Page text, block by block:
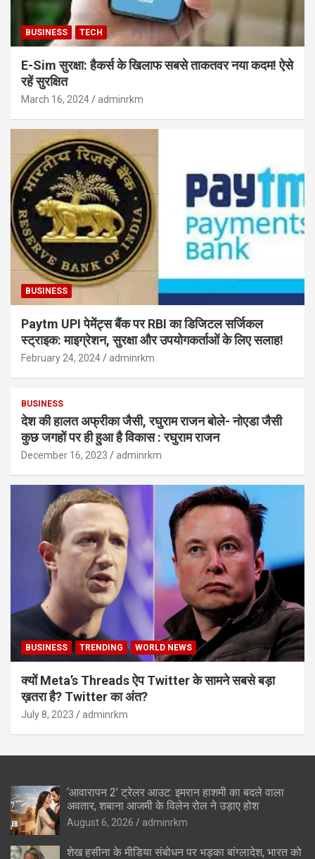
BUSINESS TECH
E-Sim सुरक्षा: हैकर्स के खिलाफ सबसे ताकतवर नया कदम! ऐसे
रहें सुरक्षित
March 16, 2024 adminrkm
BUSINESS
Paytm UPI पेमेंट्स बैंक पर RBI का डिजिटल सर्जिकल
स्ट्राइक: माइग्रेशन, सुरक्षा और उपयोगकर्ताओं के लिए सलाह!
February 24, 2024 adminrkm
BUSINESS
देश की हालत अफ्रीका जैसी, रघुराम राजन बोले- नोएडा जैसी
कुछ जगहों पर ही हुआ है विकास : रघुराम राजन
December 16, 2023 adminrkm
BUSINESS TRENDING WORLD NEWS
क्यों Meta’s Threads ऐप Twitter के सामने सबसे बड़ा
ख़तरा है? Twitter का अंत?
July 8, 2023 adminrkm
‘आवारापन 2’ ट्रेलर आउट: इमरान हाशमी का बदले वाला
अवतार, शबाना आजमी के विलेन रोल ने उड़ाए होश
August 6, 2026 adminrkm
शेख हसीना के मीडिया संबोधन पर भड़का बांग्लादेश, भारत को